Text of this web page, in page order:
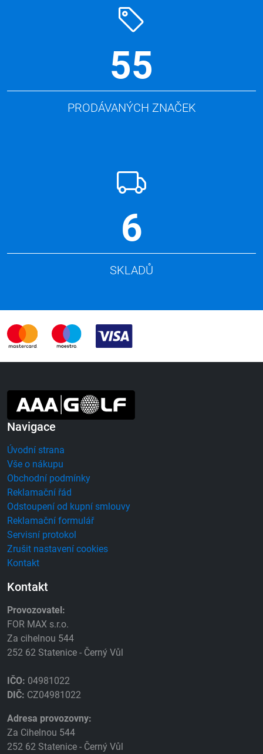
55
PRODÁVANÝCH ZNAČEK
6
SKLADŮ
Navigace
Úvodní strana
Vše o nákupu
Obchodní podmínky
Reklamační řád
Odstoupení od kupní smlouvy
Reklamační formulář
Servisní protokol
Zrušit nastavení cookies
Kontakt
Kontakt
Provozovatel:
FOR MAX s.r.o.
Za cihelnou 544
252 62 Statenice - Černý Vůl
IČO: 04981022
DIČ: CZ04981022
Adresa provozovny:
Za Cihelnou 544
252 62 Statenice - Černý Vůl